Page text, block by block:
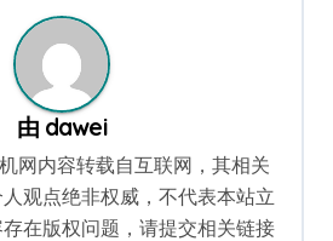
由 dawei
机网内容转载自互联网，其相关
观点绝非权威，不代表本站立
在版权问题，请提交相关链接